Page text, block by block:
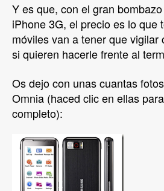
Y es que, con el gran
iPhone 3G, el precio es lo que
móviles van a tener que vigilar
si quieren hacerle frente al
Os dejo con unas cuantas
Omnia (haced clic en ellas
completo):